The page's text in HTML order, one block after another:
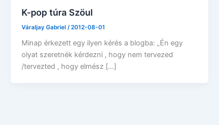
K-pop túra Szöul
Váraljay Gabriel /2012-08-01
Minap érkezett egy ilyen kérés a blogba: „Én egy
olyat szeretnék kérdezni , hogy nem tervezed
/tervezted , hogy elmész […]